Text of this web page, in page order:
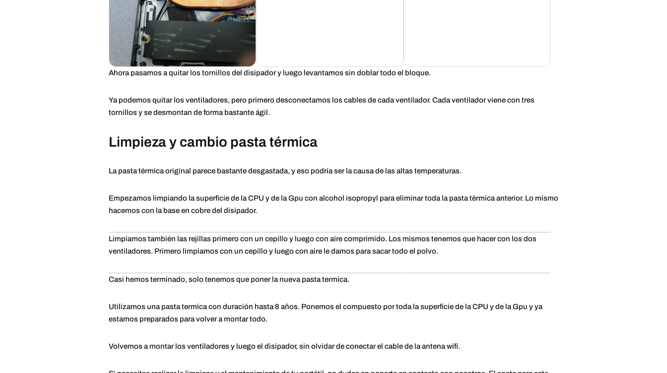
Ahora pasamos a quitar los tornillos del disipador y luego levantamos sin doblar todo el bloque.
Ya podemos quitar los ventiladores, pero primero desconectamos los cables de cada ventilador. Cada ventilador viene con tres
tornillos y se desmontan de forma bastante ágil.
Limpieza y cambio pasta térmica
La pasta térmica original parece bastante desgastada, y eso podría ser la causa de las altas temperaturas.
Empezamos limpiando la superficie de la CPU y de la Gpu con alcohol isopropyl para eliminar toda la pasta térmica anterior. Lo mismo
hacemos con la base en cobre del disipador.
Limpiamos también las rejillas primero con un cepillo y luego con aíre comprimido. Los mismos tenemos que hacer con los dos
ventiladores. Primero limpiamos con un cepillo y luego con aire le damos para sacar todo el polvo.
Casi hemos terminado, solo tenemos que poner la nueva pasta termica.
Utilizamos una pasta termica con duración hasta 8 años. Ponemos el compuesto por toda la superficie de la CPU y de la Gpu y ya
estamos preparados para volver a montar todo.
Volvemos a montar los ventiladores y luego el disipador, sin olvidar de conectar el cable de la antena wifi.